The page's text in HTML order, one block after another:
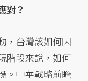
對？
，台灣該如何因
階段來說，如何
。中華戰略前瞻